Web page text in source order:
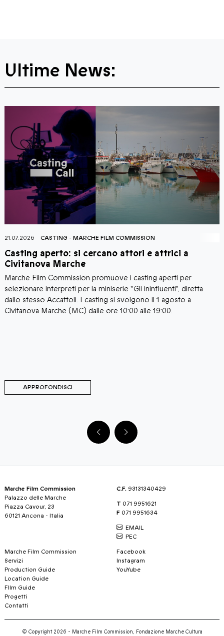
Ultime News:
21.07.2026 CASTING - MARCHE FILM COMMISSION
Casting aperto: si cercano attori e attrici a
Civitanova Marche
Marche Film Commission promuove i casting aperti per
selezionare interpreti per la miniserie "Gli ininfluenti", diretta
dallo stesso Accattoli. I casting si svolgono il 1 agosto a
Civitanova Marche (MC) dalle ore 10:00 alle 19:00.
APPROFONDISCI
Marche Film Commission
Palazzo delle Marche
Piazza Cavour, 23
60121 Ancona - Italia
C.F. 93131340429
T 071 9951621
F 071 9951634
EMAIL
PEC
Marche Film Commission
Servizi
Production Guide
Location Guide
FIlm Guide
Progetti
Contatti
Facebook
Instagram
YouYube
© Copyright 2026 - Marche Film Commission, Fondazione Marche Cultura